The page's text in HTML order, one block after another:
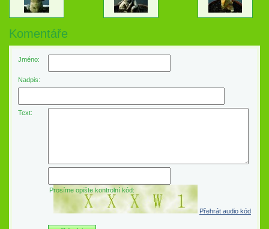
Komentáře
Jméno:
Nadpis:
Text:
Prosíme opište kontrolní kód:
Přehrát audio kód